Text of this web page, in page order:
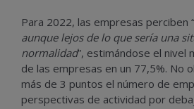
Para 2022, las empresas perciben “
aunque lejos de lo que sería una
normalidad”, estimándose el nivel
de las empresas en un 77,5%. No
más de 3 puntos el número de
perspectivas de actividad por